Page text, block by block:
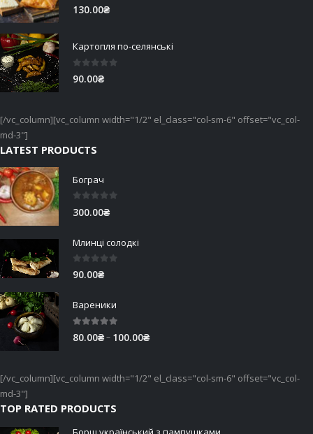
0 out of 5
130.00₴
Картопля по-селянські
90.00₴
[/vc_column][vc_column width="1/2" el_class="col-sm-6" offset="vc_col-
md-3"]
LATEST PRODUCTS
Бограч
300.00₴
Млинці солодкі
0 out of 5
90.00₴
Вареники
5.00out of 5
80.00₴– 100.00₴Price
through
[/vc_column][vc_column width="1/2" el_class="col-sm-6" offset="vc_col-
md-3"]
TOP RATED PRODUCTS